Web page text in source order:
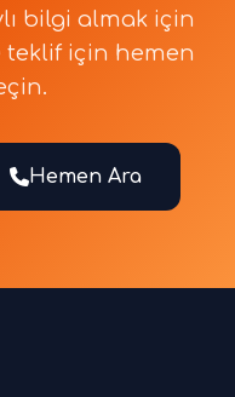
bilgi almak için
teklif için hemen
Hemen Ara